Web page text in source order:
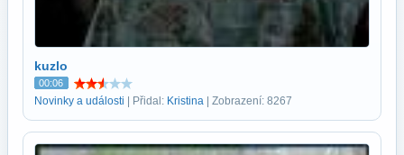
kuzlo
00:06
Novinky a události | Přidal: Kristina | Zobrazení: 8267